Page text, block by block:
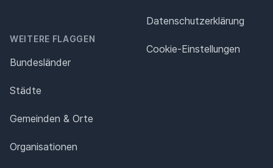
WEITERE FLAGGEN
Bundesländer
Städte
Gemeinden & Orte
Organisationen
Datenschutz­erklärung
Cookie-Einstellungen